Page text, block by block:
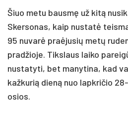
Šiuo metu bausmę už kitą
Skersonas, kaip nustatė
95 nuvarė praėjusių metų
pradžioje. Tikslaus laiko
nustatyti, bet manytina, kad
kažkurią dieną nuo lapkričio
osios.